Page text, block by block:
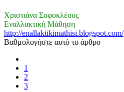
Χριστιάνα Σοφοκλέους
Εναλλακτική Μάθηση
http://enallaktikimathisi.blogspot.com/
Βαθμολογήστε αυτό το άρθρο
1
2
3